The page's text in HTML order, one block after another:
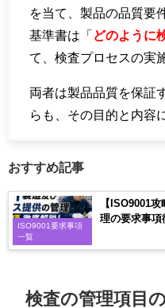
を当て、製品の品質要
基準書は「 どのように
て、検査プロセスの実
両者は製品品質を保証
らも、その目的と内容
おすすめ記事
ISO9001要求事項
一覧
【ISO9001
理の要求事項
検査の管理項目